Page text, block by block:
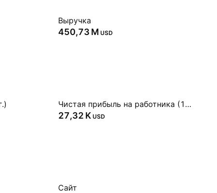
Выручка
‪450,73 M‬ USD
Чистая прибыль на работника (1 г.)
‪27,32 K‬ USD
Сайт